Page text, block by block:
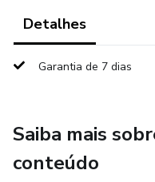
Detalhes
Garantia de 7 dias
Saiba mais
conteúdo